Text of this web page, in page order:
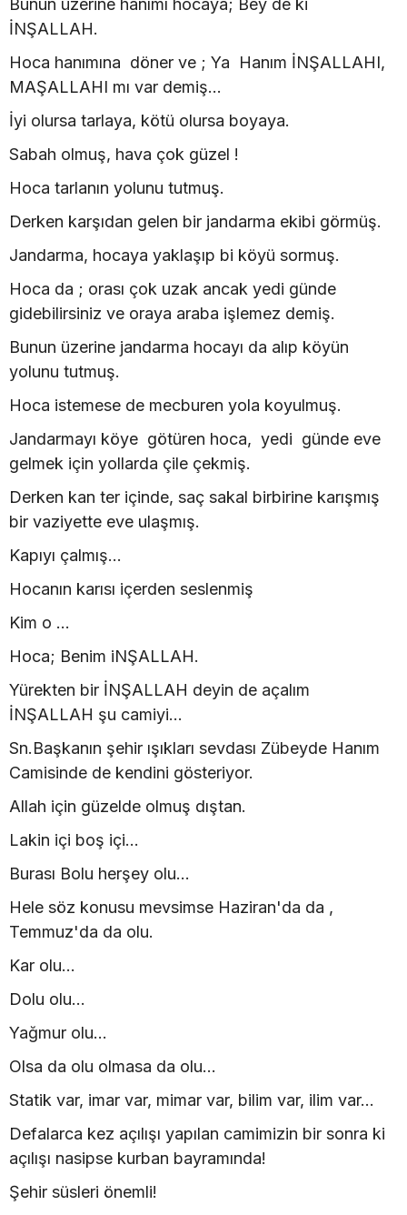
Bunun üzerine hanımı hocaya; Bey de ki
İNŞALLAH.
Hoca hanımına döner ve ; Ya Hanım İNŞALLAHI,
MAŞALLAHI mı var demiş...
İyi olursa tarlaya, kötü olursa boyaya.
Sabah olmuş, hava çok güzel !
Hoca tarlanın yolunu tutmuş.
Derken karşıdan gelen bir jandarma ekibi görmüş.
Jandarma, hocaya yaklaşıp bi köyü sormuş.
Hoca da ; orası çok uzak ancak yedi günde
gidebilirsiniz ve oraya araba işlemez demiş.
Bunun üzerine jandarma hocayı da alıp köyün
yolunu tutmuş.
Hoca istemese de mecburen yola koyulmuş.
Jandarmayı köye götüren hoca, yedi günde eve
gelmek için yollarda çile çekmiş.
Derken kan ter içinde, saç sakal birbirine karışmış
bir vaziyette eve ulaşmış.
Kapıyı çalmış...
Hocanın karısı içerden seslenmiş
Kim o ...
Hoca; Benim iNŞALLAH.
Yürekten bir İNŞALLAH deyin de açalım
İNŞALLAH şu camiyi...
Sn.Başkanın şehir ışıkları sevdası Zübeyde Hanım
Camisinde de kendini gösteriyor.
Allah için güzelde olmuş dıştan.
Lakin içi boş içi...
Burası Bolu herşey olu...
Hele söz konusu mevsimse Haziran'da da ,
Temmuz'da da olu.
Kar olu...
Dolu olu...
Yağmur olu...
Olsa da olu olmasa da olu...
Statik var, imar var, mimar var, bilim var, ilim var...
Defalarca kez açılışı yapılan camimizin bir sonra ki
açılışı nasipse kurban bayramında!
Şehir süsleri önemli!